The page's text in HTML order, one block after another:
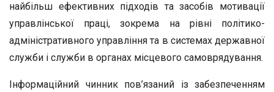
найбільш ефективних підходів та засобів мотивації
управлінської праці, зокрема на рівні політико-
адміністративного управління та в системах державної
служби і служби в органах місцевого самоврядування.
Інформаційний чинник пов’язаний із забезпеченням